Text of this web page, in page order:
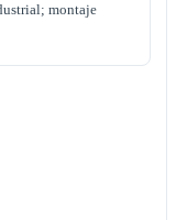
montaje